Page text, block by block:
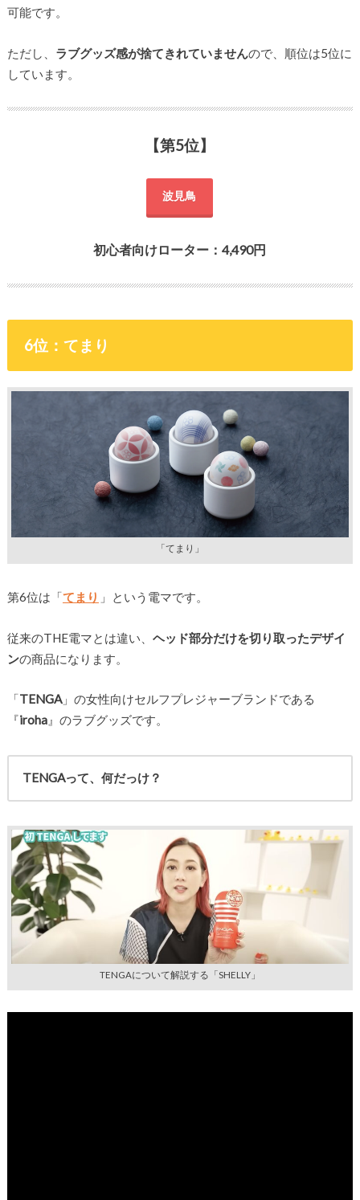
可能です。
ただし、 ラブグッズ感が捨てきれていませんので、順位は5位に
しています。
【第5位】
波見鳥
初心者向けローター：4,490円
6位：てまり
「てまり」
第6位は「てまり 」という電マです。
従来のTHE電マとは違い、 ヘッド部分だけを切り取ったデザイ
ンの商品になります。
「TENGA」の女性向けセルフプレジャーブランドである
『iroha』のラブグッズです。
TENGAって、何だっけ？
TENGAについて解説する「SHELLY」